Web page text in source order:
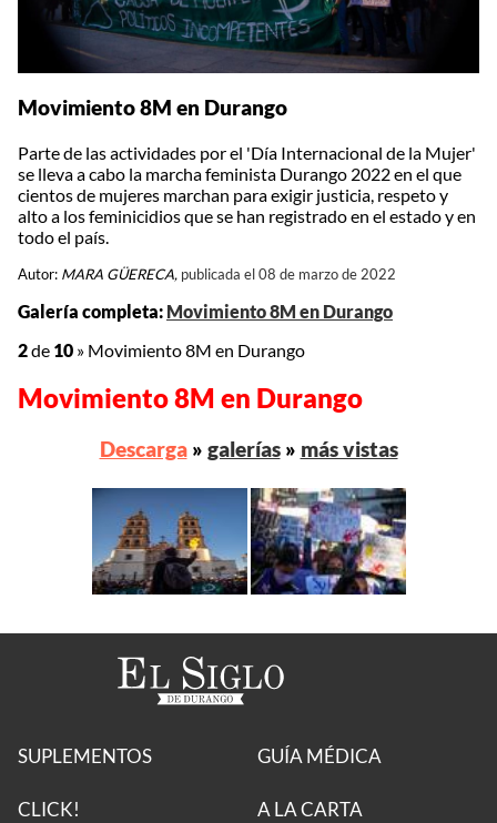
Movimiento 8M en Durango
Parte de las actividades por el 'Día Internacional de la Mujer'
se lleva a cabo la marcha feminista Durango 2022 en el que
cientos de mujeres marchan para exigir justicia, respeto y
alto a los feminicidios que se han registrado en el estado y en
todo el país.
Autor: MARA GÜERECA, publicada el 08 de marzo de 2022
Galería completa: Movimiento 8M en Durango
2de 10 » Movimiento 8M en Durango
Movimiento 8M en Durango
Descarga» galerías» más vistas
SUPLEMENTOS
CLICK!
GUÍA MÉDICA
A LA CARTA